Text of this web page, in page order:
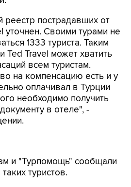
пострадавших от
уточнен. Своими турами не
1333 туриста. Таким
Ted Travel может хватить
всем туристам.
на компенсацию есть и у
оплачивал в Турции
необходимо получить
в отеле", -
и "Турпомощь" сообщали
туристов.